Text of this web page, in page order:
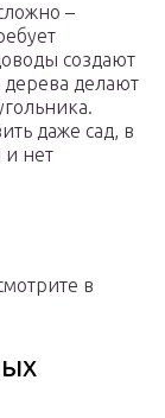
–
создают
дерева делают
даже сад, в
и нет
в